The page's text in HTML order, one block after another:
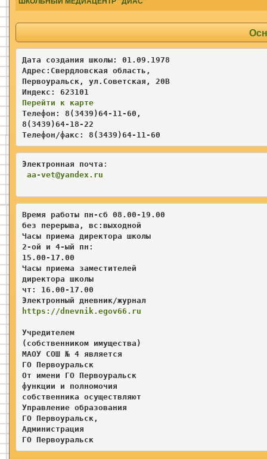
Дата создания школы: 01.09.1978
Адрес:Свердловская область,
Первоуральск, ул.Советская, 20В
Перейти к карте
Телефон: 8(3439)64-11-60,
8(3439)64-18-22
Телефон/факс: 8(3439)64-11-60
Электронная почта :
aa -vet@yandex.ru
Время работы пн-сб 08.00-19.00
без перерыва, вс:выходной
Часы приема директора школы
2-ой и 4-ый пн :
15.00-17.00
Часы приема заместителей
директора школы
чт: 16.00-17.00
Электронный дневник/журнал
https://dnevnik.egov66.ru
Учредителем
(собственником имущества)
МАОУ СОШ № 4 является
ГО Первоуральск
От имени ГО Первоуральск
функции и полномочия
собственника осуществляют
Управление образования
ГО Первоуральск,
Администрация
ГО Первоуральск